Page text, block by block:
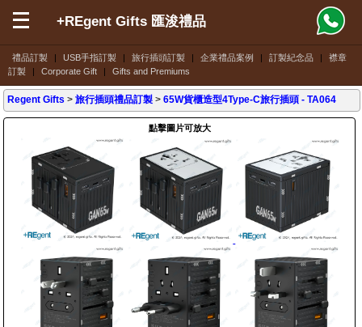
禮品訂製 | USB手指訂製 | 旅行插頭訂製 | 企業禮品案例 | 訂製紀念品 |
襟章
訂製
| Corporate Gift | Gifts and Premiums
+REgent Gifts 匯浚禮品
Regent Gifts >旅行插頭禮品訂製 >65W貨櫃造型4Type-C旅行插頭 - TA064
點擊圖片可放大